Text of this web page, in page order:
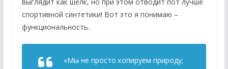
спортивной синтетики! Вот это я понимаю –
функциональность.
«Мы не просто копируем природу;